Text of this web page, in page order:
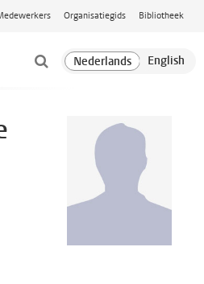
Organisatiegids Bibliotheek